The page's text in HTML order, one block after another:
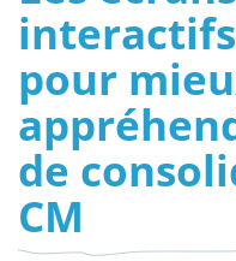
pour
de
CM